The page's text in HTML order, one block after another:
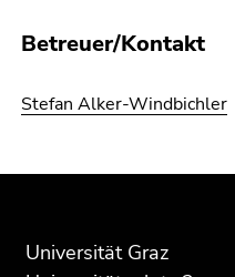
Betreuer/Kontakt
Stefan Alker-Windbichler
Seitenbereichs:
Zusatzinformationen:
Universität Graz
Seitenbereichs.
Seitenbereichs.